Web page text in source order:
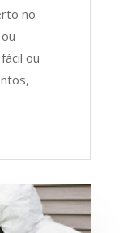
no
ou